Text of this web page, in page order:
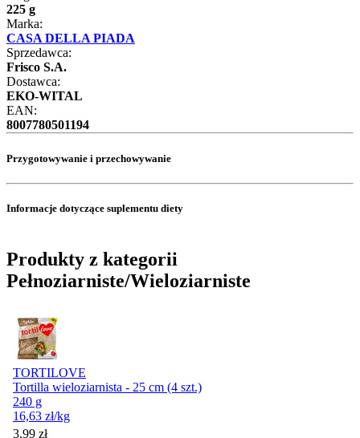
225 g
Marka:
CASA DELLA PIADA
Sprzedawca:
Frisco S.A.
Dostawca:
EKO-WITAL
EAN:
8007780501194
Przygotowywanie i przechowywanie
Informacje dotyczące suplementu diety
Produkty z kategorii
Pełnoziarniste/Wieloziarniste
TORTILOVE
Tortilla wieloziarnista - 25 cm (4 szt.)
240 g
16,63 zł/kg
Cena
3,99 zł